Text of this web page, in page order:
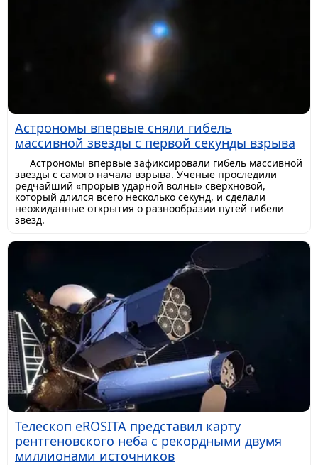
Астрономы впервые сняли гибель
массивной звезды с первой секунды взрыва
Астрономы впервые зафиксировали гибель массивной
звезды с самого начала взрыва. Ученые проследили
редчайший «прорыв ударной волны» сверхновой,
который длился всего несколько секунд, и сделали
неожиданные открытия о разнообразии путей гибели
звезд.
Телескоп eROSITA представил карту
рентгеновского неба с рекордными двумя
миллионами источников